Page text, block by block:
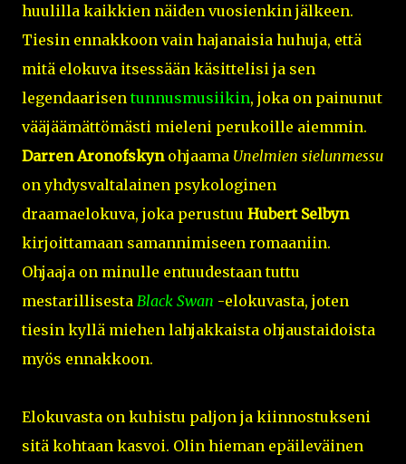
huulilla kaikkien näiden vuosienkin jälkeen.
Tiesin ennakkoon vain hajanaisia huhuja, että
mitä elokuva itsessään käsittelisi ja sen
legendaarisentunnusmusiikin, joka on painunut
vääjäämättömästi mieleni perukoille aiemmin.
Darren Aronofskynohjaama Unelmien sielunmessu
on yhdysvaltalainen psykologinen
draamaelokuva, joka perustuu Hubert Selbyn
kirjoittamaan samannimiseen romaaniin.
Ohjaaja on minulle entuudestaan tuttu
mestarillisesta Black Swan -elokuvasta, joten
tiesin kyllä miehen lahjakkaista ohjaustaidoista
myös ennakkoon.
Elokuvasta on kuhistu paljon ja kiinnostukseni
sitä kohtaan kasvoi. Olin hieman epäileväinen